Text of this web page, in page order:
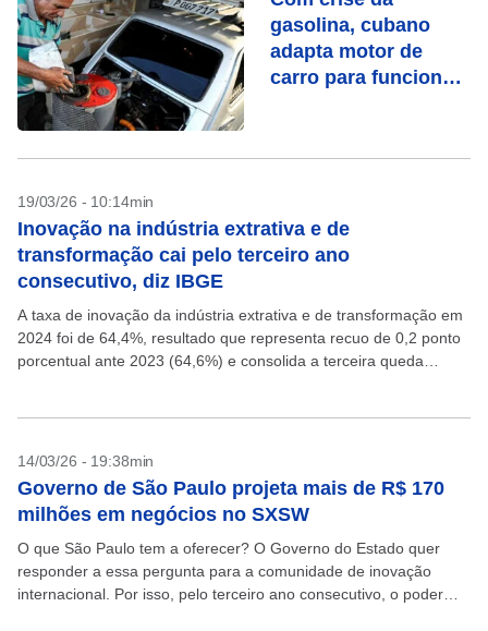
gasolina, cubano
adapta motor de
carro para funcionar
19/03/26 - 10:14min
Inovação na indústria extrativa e de
transformação cai pelo terceiro ano
consecutivo, diz IBGE
A taxa de inovação da indústria extrativa e de transformação em
2024 foi de 64,4%, resultado que representa recuo de 0,2 ponto
porcentual ante 2023 (64,6%) e consolida a terceira queda
14/03/26 - 19:38min
Governo de São Paulo projeta mais de R$ 170
milhões em negócios no SXSW
O que São Paulo tem a oferecer? O Governo do Estado quer
responder a essa pergunta para a comunidade de inovação
internacional. Por isso, pelo terceiro ano consecutivo, o poder